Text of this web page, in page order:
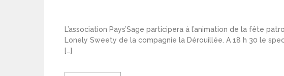
L’association Pays’Sage participera à l’animation de la fête
Lonely Sweety de la compagnie la Dérouillée. A 18 h 30 le
[…]